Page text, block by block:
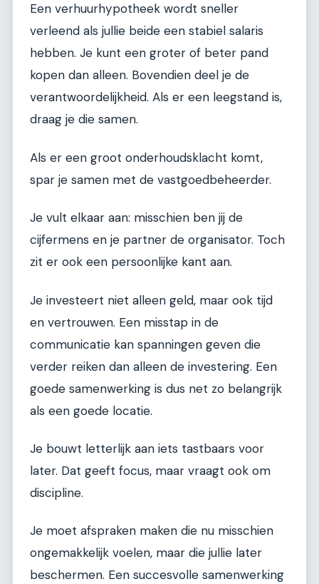
Een verhuurhypotheek wordt sneller
verleend als jullie beide een stabiel salaris
hebben. Je kunt een groter of beter pand
kopen dan alleen. Bovendien deel je de
verantwoordelijkheid. Als er een leegstand is,
draag je die samen.
Als er een groot onderhoudsklacht komt,
spar je samen met de vastgoedbeheerder.
Je vult elkaar aan: misschien ben jij de
cijfermens en je partner de organisator. Toch
zit er ook een persoonlijke kant aan.
Je investeert niet alleen geld, maar ook tijd
en vertrouwen. Een misstap in de
communicatie kan spanningen geven die
verder reiken dan alleen de investering. Een
goede samenwerking is dus net zo belangrijk
als een goede locatie.
Je bouwt letterlijk aan iets tastbaars voor
later. Dat geeft focus, maar vraagt ook om
discipline.
Je moet afspraken maken die nu misschien
ongemakkelijk voelen, maar die jullie later
beschermen. Een succesvolle samenwerking